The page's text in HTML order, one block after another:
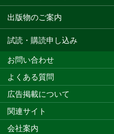
出版物のご案内
試読・購読申し込み
お問い合わせ
よくある質問
広告掲載について
関連サイト
会社案内